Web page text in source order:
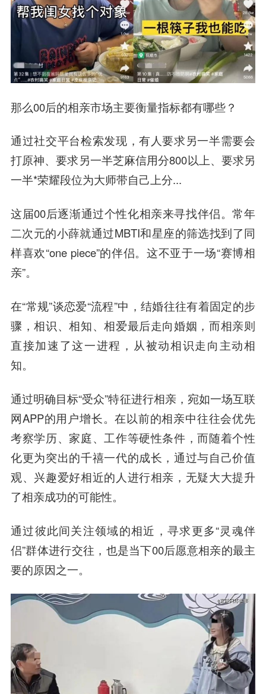
那么00后的相亲市场主要衡量指标都有哪些？
通过社交平台检索发现，有人要求另一半需要会
打原神、要求另一半芝麻信用分800以上、要求另
一半*荣耀段位为大师带自己上分...
这届00后逐渐通过个性化相亲来寻找伴侣。常年
二次元的小薛就通过MBTI和星座的筛选找到了同
样喜欢“one piece”的伴侣。这不亚于一场“赛博相
亲”。
在“常规”谈恋爱“流程”中，结婚往往有着固定的步
骤，相识、相知、相爱最后走向婚姻，而相亲则
直接加速了这一进程，从被动相识走向主动相
知。
通过明确目标“受众”特征进行相亲，宛如一场互联
网APP的用户增长。在以前的相亲中往往会优先
考察学历、家庭、工作等硬性条件，而随着个性
化更为突出的千禧一代的成长，通过与自己价值
观、兴趣爱好相近的人进行相亲，无疑大大提升
了相亲成功的可能性。
通过彼此间关注领域的相近，寻求更多“灵魂伴
侣”群体进行交往，也是当下00后愿意相亲的最主
要的原因之一。